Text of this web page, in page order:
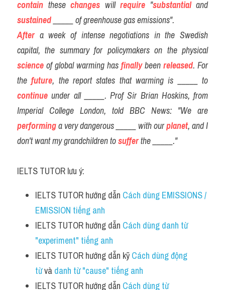
contain these changes will require "substantial
and
sustained _____ of greenhouse gas emissions".
After a week of intense negotiations in the Swedish
capital, the summary for policymakers on the physical
science of global warming has finally been released. For
the future
continue under all _____. Prof Sir Brian Hoskins, from
performing a very dangerous _____ with our planet, and I
don't want my grandchildren to suffer the _____."
IELTS TUTOR lưu ý:
IELTS TUTOR hướng dẫn Cách dùng EMISSIONS /
EMISSION tiếng anh
IELTS TUTOR hướng dẫn Cách dùng danh từ
"experiment" tiếng anh
IELTS TUTOR hướng dẫn kỹ Cách dùng động
từ và danh từ "cause" tiếng anh
IELTS TUTOR hướng dẫn Cách dùng từ